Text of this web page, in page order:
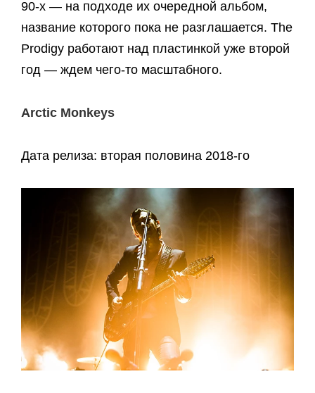
90-х — на подходе их очередной альбом,
название которого пока не разглашается. The
Prodigy работают над пластинкой уже второй
год — ждем чего-то масштабного.
Arctic Monkeys
Дата релиза: вторая половина 2018-го